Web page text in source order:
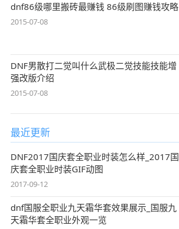
dnf86级哪里搬砖最赚钱 86级刷图赚钱攻略
2015-07-08
DNF男散打二觉叫什么武极二觉技能技能增
强改版介绍
2015-07-08
最近更新
DNF2017国庆套全职业时装怎么样_2017国
庆套全职业时装GIF动图
2017-09-12
dnf国服全职业九天霜华套效果展示_国服九
天霜华套全职业外观一览